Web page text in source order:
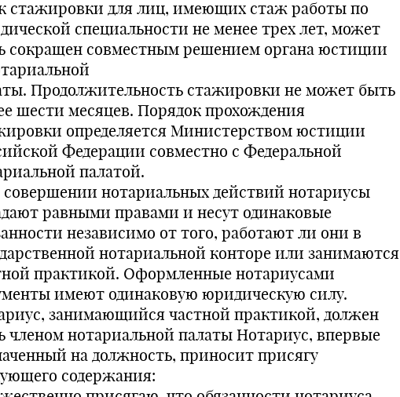
стажировки для лиц, имеющих стаж работы по
специальности не менее трех лет, может
сокращен совместным решением органа юстиции
Продолжительность стажировки не может быть
шести месяцев. Порядок прохождения
определяется Министерством юстиции
Федерации совместно с Федеральной
палатой.
нотариальных действий нотариусы
равными правами и несут одинаковые
независимо от того, работают ли они в
нотариальной конторе или занимаются
практикой. Оформленные нотариусами
имеют одинаковую юридическую силу.
занимающийся частной практикой, должен
членом нотариальной палаты Нотариус, впервые
на должность, приносит присягу
содержания: